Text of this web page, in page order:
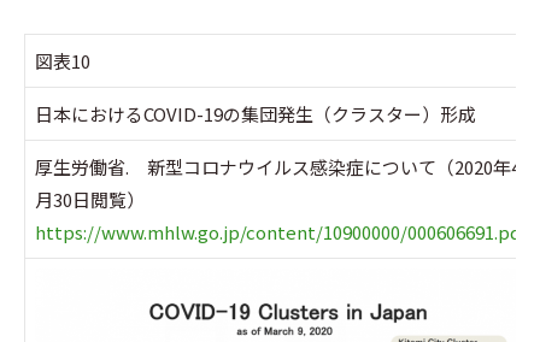
図表10
日本におけるCOVID-19の集団発生（クラスター）形成
厚生労働省. 新型コロナウイルス感染症について（2020年4
月30日閲覧）
https://www.mhlw.go.jp/content/10900000/000606691.pdf